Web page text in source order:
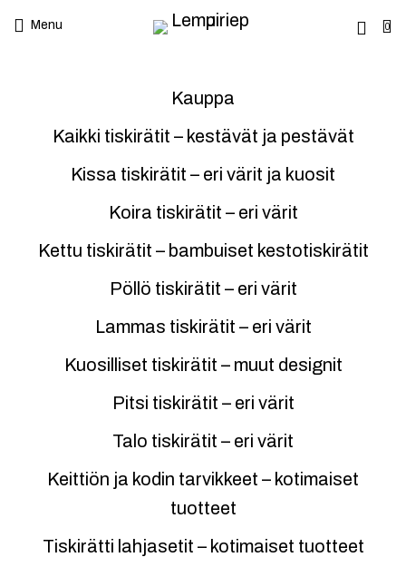
Menu 0
Kauppa
Kaikki tiskirätit – kestävät ja pestävät
Kissa tiskirätit – eri värit ja kuosit
Koira tiskirätit – eri värit
Kettu tiskirätit – bambuiset kestotiskirätit
Pöllö tiskirätit – eri värit
Lammas tiskirätit – eri värit
Kuosilliset tiskirätit – muut designit
Pitsi tiskirätit – eri värit
Talo tiskirätit – eri värit
Keittiön ja kodin tarvikkeet – kotimaiset
tuotteet
Tiskirätti lahjasetit – kotimaiset tuotteet